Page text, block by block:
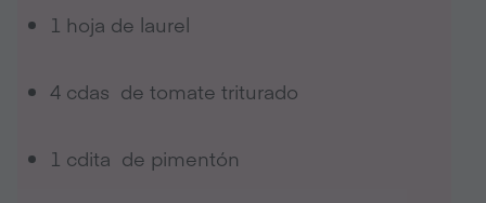
1 hoja de laurel
4 cdas de tomate triturado
1 cdita de pimentón